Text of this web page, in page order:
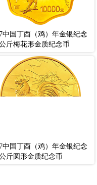
中国丁酉（鸡）年金银纪念
斤梅花形金质纪念币
中国丁酉（鸡）年金银纪念
斤圆形金质纪念币